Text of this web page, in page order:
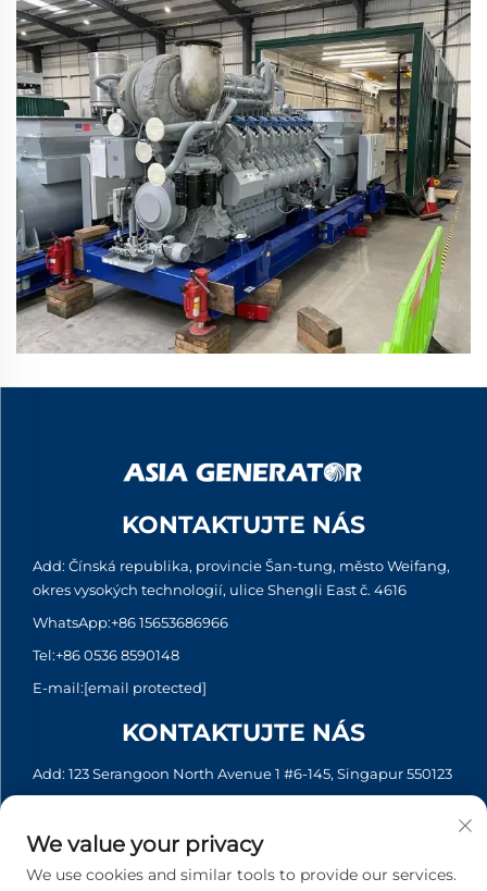
KONTAKTUJTE NÁS
Add: Čínská republika, provincie Šan-tung, město Weifang,
okres vysokých technologií, ulice Shengli East č. 4616
WhatsApp:+86 15653686966
Tel:+86 0536 8590148
E-mail:[email protected]
KONTAKTUJTE NÁS
Add: 123 Serangoon North Avenue 1 #6-145, Singapur 550123
Tel:+65 6935 2033
E-mail: [email protected]
We value your privacy
We use cookies and similar tools to provide our services.